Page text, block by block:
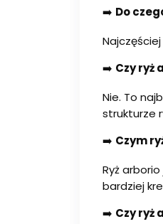
➡️ Do
➡️ Czy ryż
Nie. To
strukturze
➡️ Czym
Ryż
bardziej
➡️ Czy ryż